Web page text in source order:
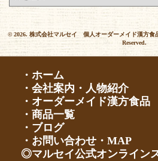
© 2026. 株式会社マルセイ 個人オーダーメイド漢方食
Reserved.
・ホーム
・会社案内・人物紹介
・オーダーメイド漢方食品
・商品一覧
・ブログ
・お問い合わせ・MAP
◎マルセイ公式オンライン